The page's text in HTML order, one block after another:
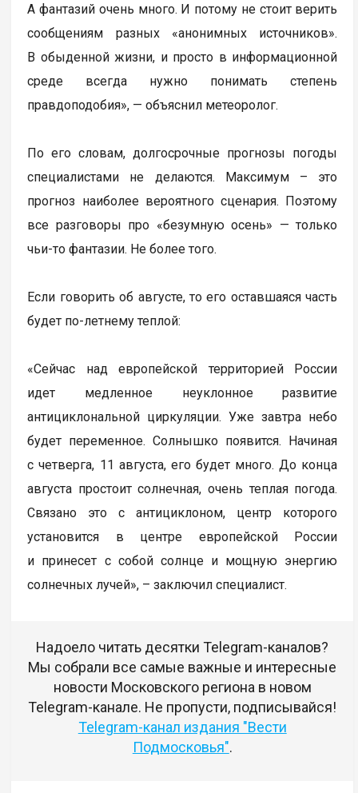
А фантазий очень много. И потому не стоит верить
сообщениям разных «анонимных источников».
В обыденной жизни, и просто в информационной
среде всегда нужно понимать степень
правдоподобия», — объяснил метеоролог.
По его словам, долгосрочные прогнозы погоды
специалистами не делаются. Максимум – это
прогноз наиболее вероятного сценария. Поэтому
все разговоры про «безумную осень» — только
чьи-то фантазии. Не более того.
Если говорить об августе, то его оставшаяся часть
будет по-летнему теплой:
«Сейчас над европейской территорией России
идет медленное неуклонное развитие
антициклональной циркуляции. Уже завтра небо
будет переменное. Солнышко появится. Начиная
с четверга, 11 августа, его будет много. До конца
августа простоит солнечная, очень теплая погода.
Связано это с антициклоном, центр которого
установится в центре европейской России
и принесет с собой солнце и мощную энергию
солнечных лучей», – заключил специалист.
Надоело читать десятки Telegram-каналов?
Мы собрали все самые важные и интересные
новости Московского региона в новом
Telegram-канале. Не пропусти, подписывайся!
Telegram-канал издания "Вести
Подмосковья".